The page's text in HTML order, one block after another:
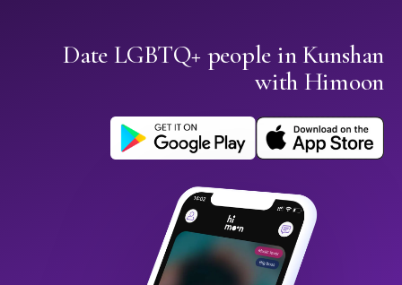
Date LGBTQ+ people in Kunshan
with Himoon